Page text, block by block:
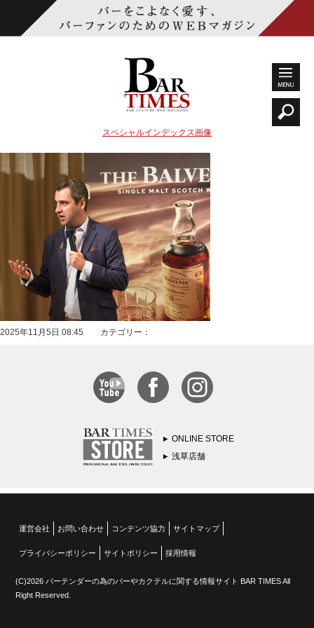
スペシャルインデックス画像
2025年11月5日 08:45 カテゴリー：
ONLINE STORE
浅草店舗
運営会社 お問い合わせ コンテンツ協力 サイトマップ
プライバシーポリシー サイトポリシー 採用情報
(C)2026 バーテンダーの為のバーやカクテルに関する情報サイト BAR TIMES All
Right Reserved.